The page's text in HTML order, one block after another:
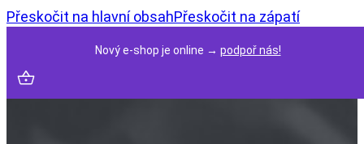
Přeskočit na hlavní obsahPřeskočit na zápatí
Nový e-shop je online → podpoř nás!